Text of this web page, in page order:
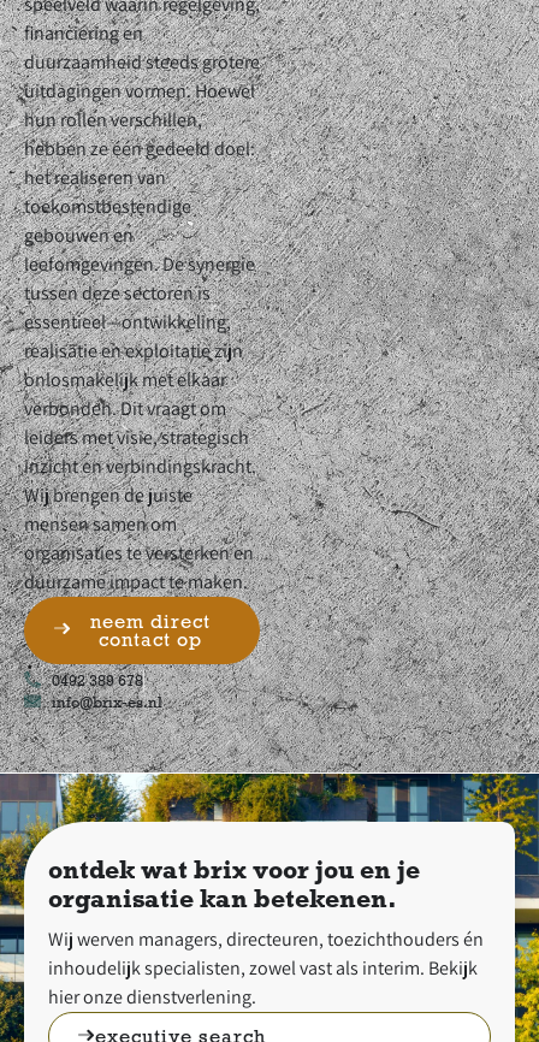
financiering en
duurzaamheid steeds grotere
uitdagingen vormen. Hoewel
hun rollen verschillen,
hebben ze één gedeeld doel:
het realiseren van
toekomstbestendige
gebouwen en
leefomgevingen. De synergie
tussen deze sectoren is
essentieel—ontwikkeling,
realisatie en exploitatie zijn
onlosmakelijk met elkaar
verbonden. Dit vraagt om
leiders met visie, strategisch
inzicht en verbindingskracht.
Wij brengen de juiste
mensen samen om
organisaties te versterken en
duurzame impact te maken.
neem direct
contact op
0492 389 678
info@brix-es.nl
ontdek wat brix voor jou en je
organisatie kan betekenen.
Wij werven managers, directeuren, toezichthouders én
inhoudelijk specialisten, zowel vast als interim. Bekijk
hier onze dienstverlening.
executive search